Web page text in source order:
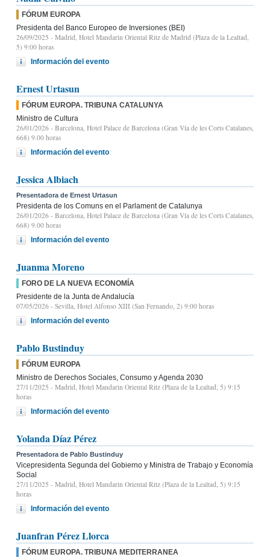
FÓRUM EUROPA
Presidenta del Banco Europeo de Inversiones (BEI)
26/09/2025 - Madrid, Hotel Mandarin Oriental Ritz de Madrid (Plaza de la Lealtad,
5) 9:00 horas
Información del evento
Ernest Urtasun
FÓRUM EUROPA. TRIBUNA CATALUNYA
Ministro de Cultura
26/01/2026 - Barcelona, Hotel Palace de Barcelona (Gran Vía de les Corts Catalanes,
668) 9.00 horas
Información del evento
Jessica Albiach
Presentadora de Ernest Urtasun
Presidenta de los Comuns en el Parlament de Catalunya
26/01/2026 - Barcelona, Hotel Palace de Barcelona (Gran Vía de les Corts Catalanes,
668) 9.00 horas
Información del evento
Juanma Moreno
FORO DE LA NUEVA ECONOMÍA
Presidente de la Junta de Andalucía
07/05/2026 - Sevilla, Hotel Alfonso XIII (San Fernando, 2) 9:00 horas
Información del evento
Pablo Bustinduy
FÓRUM EUROPA
Ministro de Derechos Sociales, Consumo y Agenda 2030
27/11/2025 - Madrid, Hotel Mandarin Oriental Ritz (Plaza de la Lealtad, 5) 9:15
horas
Información del evento
Yolanda Díaz Pérez
Presentadora de Pablo Bustinduy
Vicepresidenta Segunda del Gobierno y Ministra de Trabajo y Economía
Social
27/11/2025 - Madrid, Hotel Mandarin Oriental Ritz (Plaza de la Lealtad, 5) 9:15
horas
Información del evento
Juanfran Pérez Llorca
FÓRUM EUROPA. TRIBUNA MEDITERRANEA